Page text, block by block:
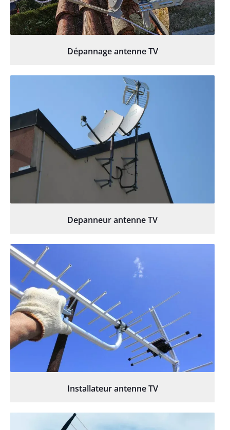
Dépannage antenne TV
Depanneur antenne TV
Installateur antenne TV